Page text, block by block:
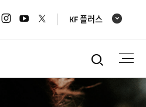
페이스북
인스타그램
유튜브
바로가기
x
바로가기
KF 플러스
통합